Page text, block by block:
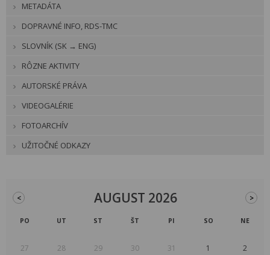
METADÁTA
DOPRAVNÉ INFO, RDS-TMC
SLOVNÍK (SK → ENG)
RÔZNE AKTIVITY
AUTORSKÉ PRÁVA
VIDEOGALÉRIE
FOTOARCHÍV
UŽITOČNÉ ODKAZY
< AUGUST 2026 >
PO UT ST ŠT PI SO NE
27 28 29 30 31 1 2